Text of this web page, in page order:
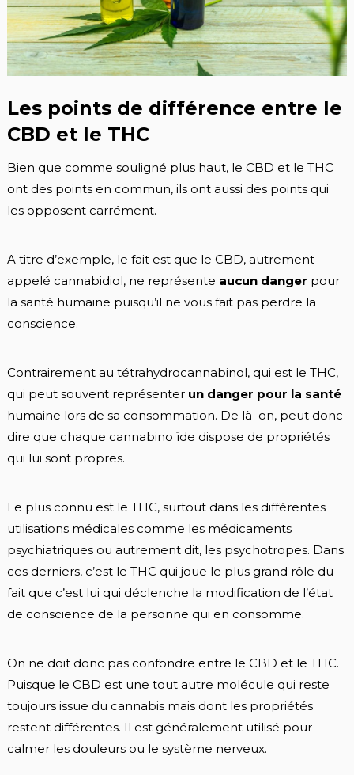
Les points de différence entre le
CBD et le THC
Bien que comme souligné plus haut, le CBD et le THC
ont des points en commun, ils ont aussi des points qui
les opposent carrément.
A titre d’exemple, le fait est que le CBD, autrement
appelé cannabidiol, ne représente aucun danger pour
la santé humaine puisqu’il ne vous fait pas perdre la
conscience.
Contrairement au tétrahydrocannabinol, qui est le THC,
qui peut souvent représenter un danger pour la santé
humaine lors de sa consommation. De là on, peut donc
dire que chaque cannabino ïde dispose de propriétés
qui lui sont propres.
Le plus connu est le THC, surtout dans les différentes
utilisations médicales comme les médicaments
psychiatriques ou autrement dit, les psychotropes. Dans
ces derniers, c’est le THC qui joue le plus grand rôle du
fait que c’est lui qui déclenche la modification de l’état
de conscience de la personne qui en consomme.
On ne doit donc pas confondre entre le CBD et le THC.
Puisque le CBD est une tout autre molécule qui reste
toujours issue du cannabis mais dont les propriétés
restent différentes. Il est généralement utilisé pour
calmer les douleurs ou le système nerveux.